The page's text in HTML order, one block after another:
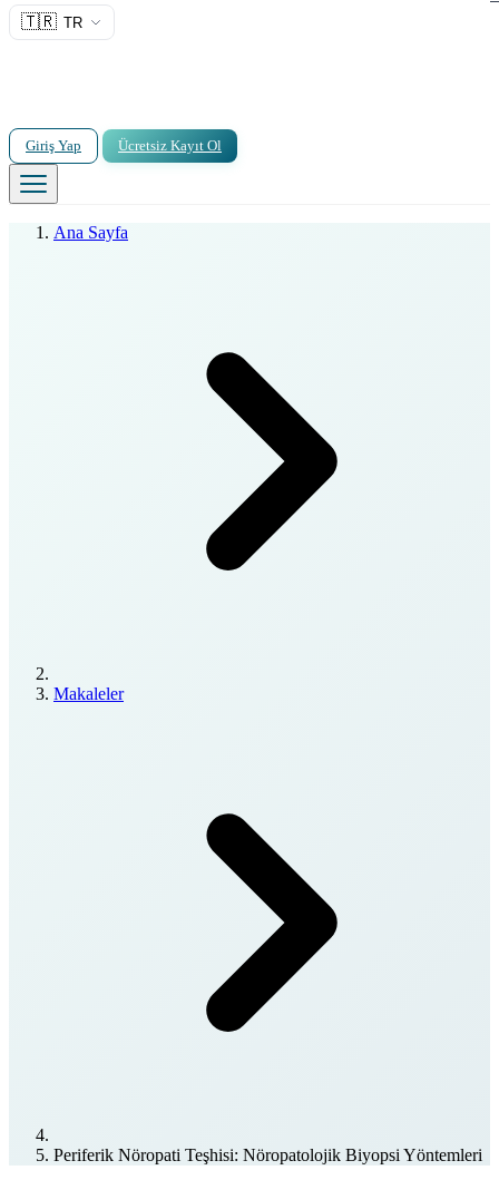
🇹🇷 TR
Giriş Yap Ücretsiz Kayıt Ol
Ana Sayfa
Makaleler
Periferik Nöropati Teşhisi: Nöropatolojik Biyopsi Yöntemleri